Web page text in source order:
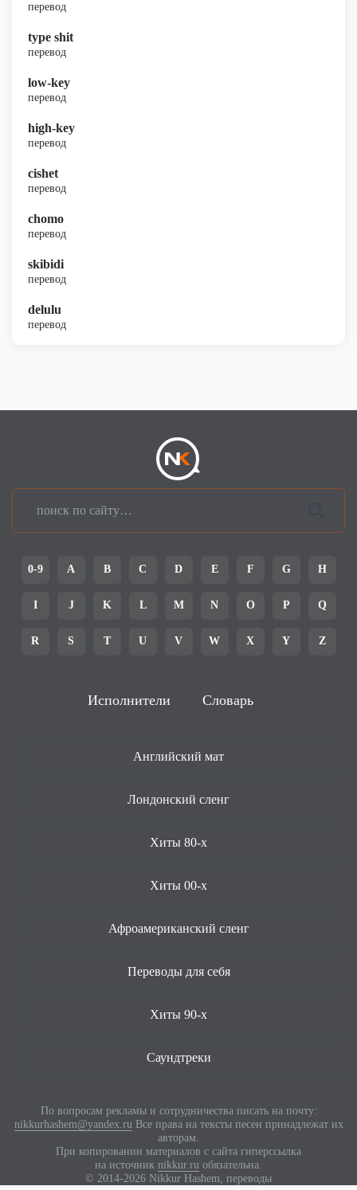
перевод
type shit
перевод
low-key
перевод
high-key
перевод
cishet
перевод
chomo
перевод
skibidi
перевод
delulu
перевод
0-9 A B C D E F G H
I J K L M N O P Q
R S T U V W X Y Z
Исполнители Словарь
Английский мат
Лондонский сленг
Хиты 80-х
Хиты 00-х
Афроамериканский сленг
Переводы для себя
Хиты 90-х
Саундтреки
По вопросам рекламы и сотрудничества писать на почту:
nikkurhashem@yandex.ruВсе права на тексты песен принадлежат их
авторам.
При копировании материалов с сайта гиперссылка
на источник nikkur.ru обязательна.
© 2014-2026 Nikkur Hashem, переводы